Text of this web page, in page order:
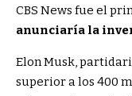
CBS News fue el
anunciaría la
Elon Musk,
superior a los 400